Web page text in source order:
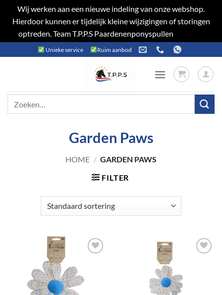
Wij werken aan een nieuwe indeling van onze webshop.
Hierdoor kunnen er tijdelijk kleine wijzigingen of storingen
optreden. Team T.P.P.S Paardenenponyspullen
naar
Unieke service Ruim aanbod
Garden Paws
HOME / GARDEN PAWS
FILTER
verlanglijst
verlanglijst